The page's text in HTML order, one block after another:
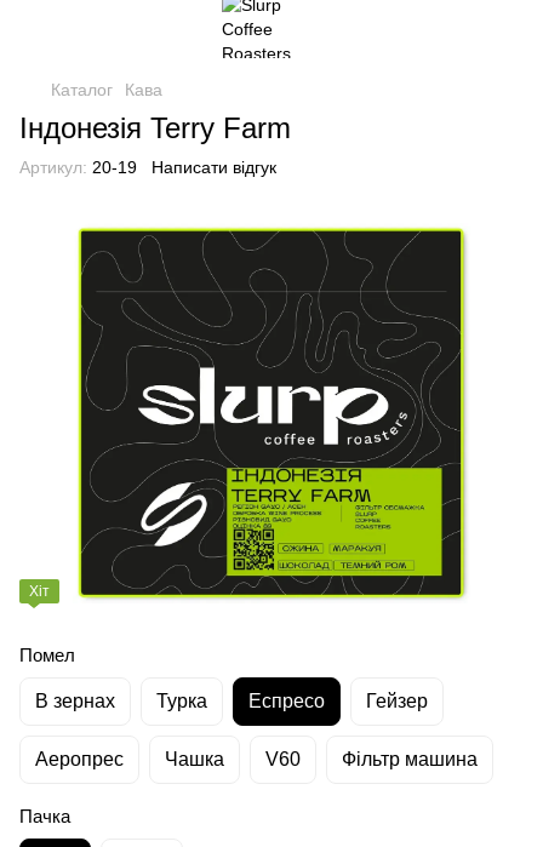
Каталог Кава
Індонезія Terry Farm
Артикул: 20-19 Написати відгук
Хіт
Помел
В зернах Турка Еспресо Гейзер
Аеропрес Чашка V60 Фільтр машина
Пачка